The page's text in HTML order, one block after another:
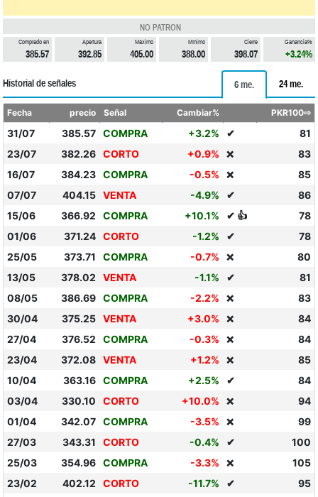
NO PATRON
Comprado en
385.57
Apertura
392.85
Máximo
405.00
Mínimo
388.00
Cierre
398.07
Ganancia%
+3.24%
Historial de señales 6 me. 24 me.
Fecha precio Señal Cambiar% PKR100⇨
31/07 385.57 COMPRA +3.2% ✔
81
23/07
382.26 CORTO +0.9% ❌
83
16/07
384.23 COMPRA -0.5% ❌
85
07/07
404.15 VENTA -4.9% ✔
86
15/06
366.92 COMPRA +10.1% ✔ 👍
78
01/06
371.24 CORTO -1.2% ✔
78
25/05
373.71 COMPRA -0.7% ❌
80
13/05
378.02 VENTA -1.1% ✔
81
08/05
386.69 COMPRA -2.2% ❌
83
30/04
375.25 VENTA +3.0% ❌
84
27/04
376.52 COMPRA -0.3% ❌
84
23/04
372.08 VENTA +1.2% ❌
85
10/04
363.16 COMPRA +2.5% ✔
84
03/04
330.10 CORTO +10.0% ❌
94
01/04
342.07 COMPRA -3.5% ❌
99
27/03
343.31 CORTO -0.4% ✔
100
25/03
354.96 COMPRA -3.3% ❌
105
23/02
402.12 CORTO -11.7% ✔
95